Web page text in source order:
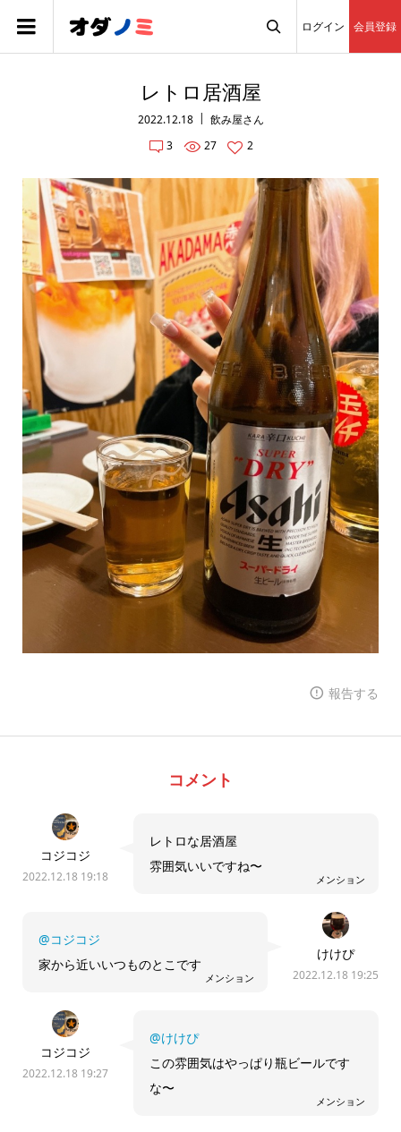
ログイン 会員登録
レトロ居酒屋
2022.12.18
飲み屋さん
3
27 2
報告する
コメント
コジコジ
2022.12.18 19:18 メンション
レトロな居酒屋
雰囲気いいですね〜
けけぴ
2022.12.18 19:25
メンション
@コジコジ
家から近いいつものとこです
コジコジ
2022.12.18 19:27
メンション
@けけぴ
この雰囲気はやっぱり瓶ビールです
な〜